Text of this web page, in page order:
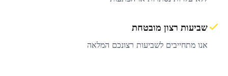
שביעות רצון מובטחת
אנו מתחייבים לשביעות רצונכם המלאה